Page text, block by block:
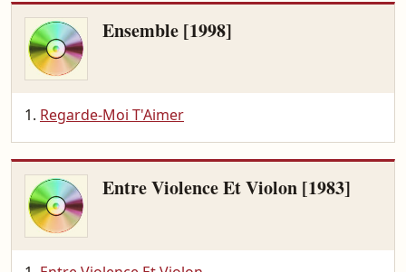
Ensemble [1998]
Regarde-Moi T'Aimer
Entre Violence Et Violon [1983]